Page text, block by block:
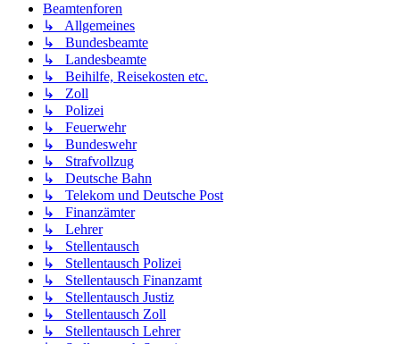
Beamtenforen
↳ Allgemeines
↳ Bundesbeamte
↳ Landesbeamte
↳ Beihilfe, Reisekosten etc.
↳ Zoll
↳ Polizei
↳ Feuerwehr
↳ Bundeswehr
↳ Strafvollzug
↳ Deutsche Bahn
↳ Telekom und Deutsche Post
↳ Finanzämter
↳ Lehrer
↳ Stellentausch
↳ Stellentausch Polizei
↳ Stellentausch Finanzamt
↳ Stellentausch Justiz
↳ Stellentausch Zoll
↳ Stellentausch Lehrer